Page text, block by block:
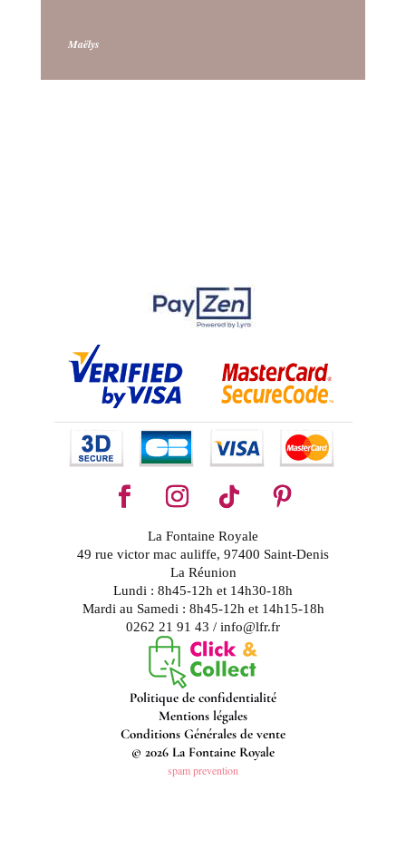
Maëlys
La Fontaine Royale
49 rue victor mac auliffe, 97400 Saint-Denis
La Réunion
Lundi : 8h45-12h et 14h30-18h
Mardi au Samedi : 8h45-12h et 14h15-18h
0262 21 91 43 / info@lfr.fr
Politique de confidentialité
Mentions légales
Conditions Générales de vente
© 2026 La Fontaine Royale
spam prevention